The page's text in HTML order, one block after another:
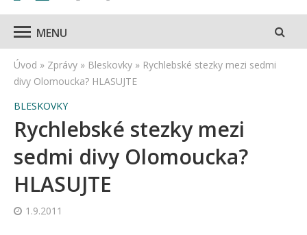
MENU
Úvod » Zprávy » Bleskovky » Rychlebské stezky mezi sedmi
divy Olomoucka? HLASUJTE
BLESKOVKY
Rychlebské stezky mezi
sedmi divy Olomoucka?
HLASUJTE
1.9.2011